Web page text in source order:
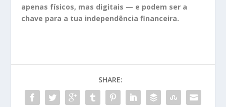
apenas físicos, mas digitais — e podem ser a
chave para a tua independência financeira.
SHARE: